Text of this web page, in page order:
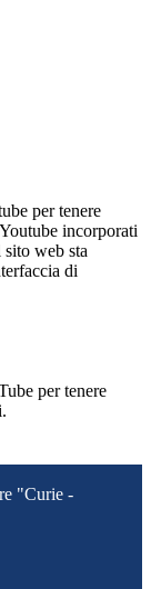
per tenere
incorporati
web sta
di
per tenere
"Curie -